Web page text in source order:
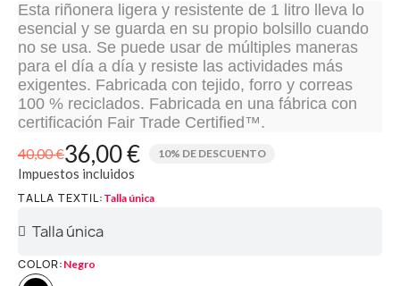
Esta riñonera ligera y resistente de 1 litro lleva lo
esencial y se guarda en su propio bolsillo cuando
no se usa. Se puede usar de múltiples maneras
para el día a día y resiste las actividades más
exigentes. Fabricada con tejido, forro y correas
100 % reciclados. Fabricada en una fábrica con
certificación Fair Trade Certified™.
40,00 €36,00 € 10% DE DESCUENTO
Impuestos incluidos
TALLA TEXTIL Talla única
COLOR Negro